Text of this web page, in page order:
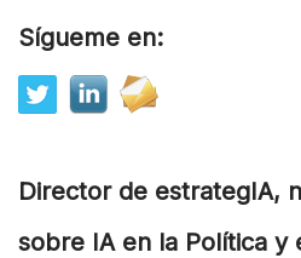
Sígueme en:
Director de estrategIA,
sobre IA en la Política y